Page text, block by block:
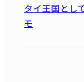
タイ王国とし
モ